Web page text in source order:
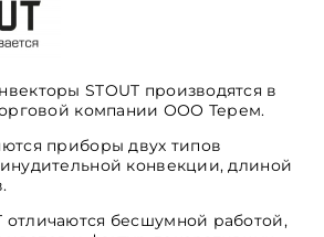
STOUT производятся в
компании ООО Терем.
приборы двух типов
конвекции, длиной
отличаются бесшумной работой,